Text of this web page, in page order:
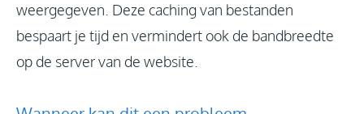
weergegeven. Deze caching van bestanden
bespaart je tijd en vermindert ook de bandbreedte
op de server van de website.